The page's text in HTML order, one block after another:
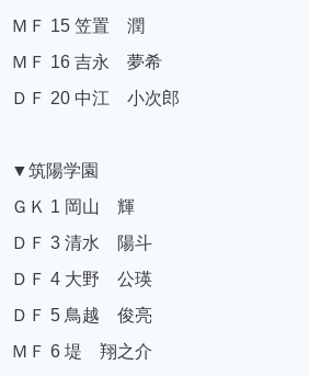
ＭＦ 15 笠置 潤
ＭＦ 16 吉永 夢希
ＤＦ 20 中江 小次郎
▼筑陽学園
ＧＫ 1 岡山 輝
ＤＦ 3 清水 陽斗
ＤＦ 4 大野 公瑛
ＤＦ 5 鳥越 俊亮
ＭＦ 6 堤 翔之介